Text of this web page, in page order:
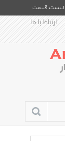
لیست قیمت
ارتباط با ما